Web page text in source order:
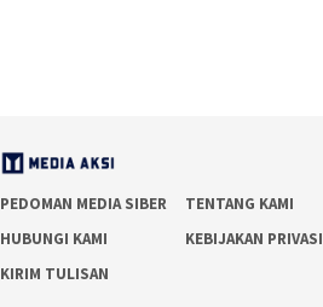
PEDOMAN MEDIA SIBER TENTANG KAMI
HUBUNGI KAMI
KEBIJAKAN PRIVASI
KIRIM TULISAN